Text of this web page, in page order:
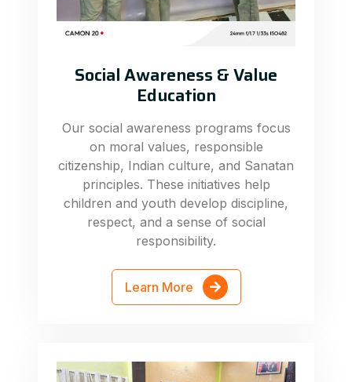
Social Awareness & Value
Education
Our social awareness programs focus
on moral values, responsible
citizenship, Indian culture, and Sanatan
principles. These initiatives help
children and youth develop discipline,
respect, and a sense of social
responsibility.
Learn More